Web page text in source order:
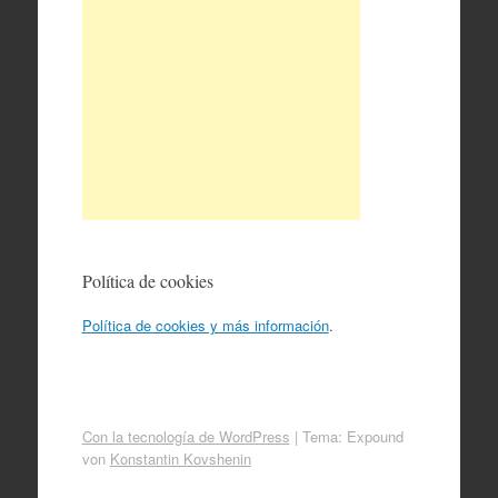
Política de cookies
Política de cookies y más información.
Con la tecnología de WordPress | Tema: Expound
von Konstantin Kovshenin